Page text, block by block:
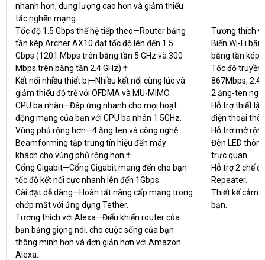
nhanh hơn, dung lượng cao hơn và giảm thiểu
tắc nghẽn mạng.
Tốc độ 1.5 Gbps thế hệ tiếp theo—Router băng
tần kép Archer AX10 đạt tốc độ lên đến 1.5
Gbps (1201 Mbps trên băng tần 5 GHz và 300
Mbps trên băng tần 2.4 GHz).†
Kết nối nhiều thiết bị—Nhiều kết nối cùng lúc và
giảm thiểu độ trễ với OFDMA và MU-MIMO.
CPU ba nhân—Đáp ứng nhanh cho mọi hoạt
động mạng của bạn với CPU ba nhân 1.5GHz.
Vùng phủ rộng hơn—4 ăng ten và công nghệ
Beamforming tập trung tín hiệu đến máy
khách cho vùng phủ rộng hơn.†
Cổng Gigabit—Cổng Gigabit mang đến cho bạn
tốc độ kết nối cực nhanh lên đến 1Gbps.
Cài đặt dễ dàng—Hoàn tất nâng cấp mạng trong
chớp mắt với ứng dụng Tether.
Tương thích với Alexa—Điểu khiển router của
bạn bằng giọng nói, cho cuộc sống của bạn
thông minh hơn và đơn giản hơn với Amazon
Alexa.
Tương thích
Biến Wi-Fi
băng tần kép.
Tốc độ truyền
867Mbps,
2 ăng-ten
Hỗ trợ thiết
điện thoại
Hỗ trợ mở
Đèn LED
trực quan
Hỗ trợ 2 chế
Repeater.
Thiết kế cắm
bạn.